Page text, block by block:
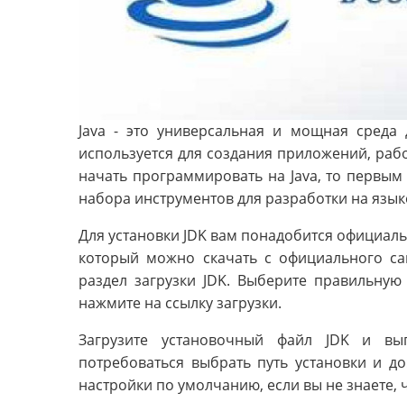
Java - это универсальная и мощная
используется для создания приложений,
начать программировать на Java, то
набора инструментов для разработки на
Для установки JDK вам понадобится
который можно скачать с официального
раздел загрузки JDK. Выберите
нажмите на ссылку загрузки.
Загрузите установочный файл JDK и
потребоваться выбрать путь установки и
настройки по умолчанию, если вы не знаете,